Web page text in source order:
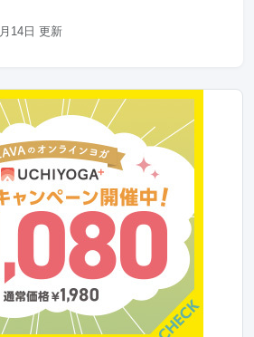
14日 更新